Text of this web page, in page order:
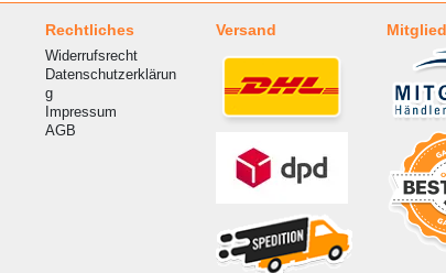
Rechtliches
Widerrufsrecht
Datenschutzerklärun
g
Impressum
AGB
Versand